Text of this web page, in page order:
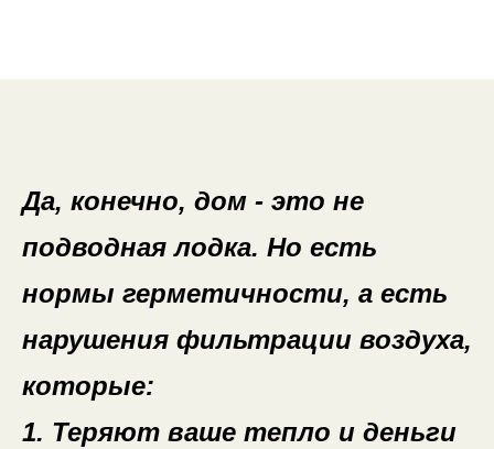
Да, конечно, дом - это не
подводная лодка. Но есть
нормы герметичности, а есть
нарушения фильтрации воздуха,
которые:
1. Теряют ваше тепло и деньги